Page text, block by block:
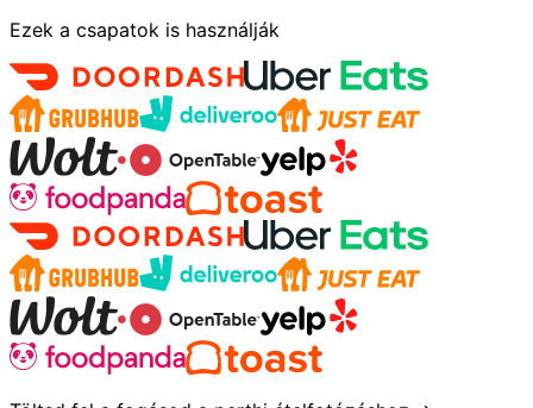
Ezek a csapatok is használják